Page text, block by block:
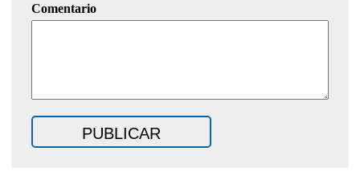
Comentario